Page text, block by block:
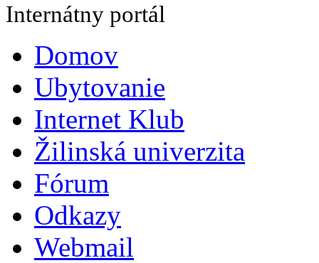
Internátny portál
Domov
Ubytovanie
Internet Klub
Žilinská univerzita
Fórum
Odkazy
Webmail